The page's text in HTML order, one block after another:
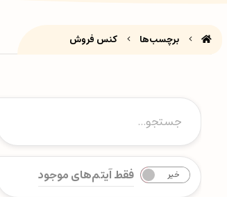
برچسب‌ها کنس فروش
بله خیر فقط آیتم‌های موجود